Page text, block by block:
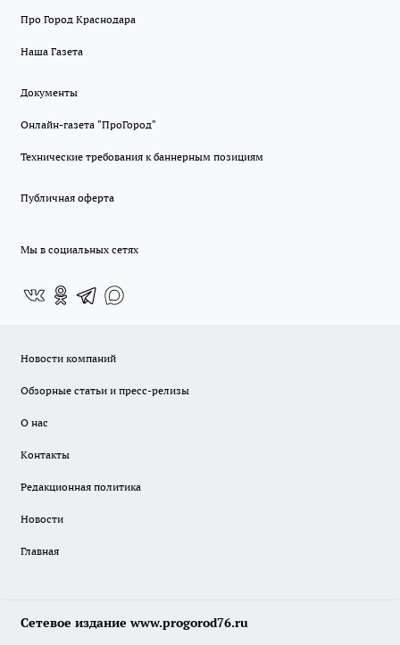
Про Город Краснодара
Наша Газета
Документы
Онлайн-газета "ПроГород"
Технические требования к баннерным позициям
Публичная оферта
Мы в социальных сетях
Новости компаний
Обзорные статьи и пресс-релизы
О нас
Контакты
Редакционная политика
Новости
Главная
Сетевое издание www.progorod76.ru